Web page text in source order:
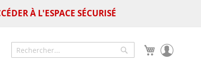
À L'ESPACE SÉCURISÉ
Mon panier
Chercher